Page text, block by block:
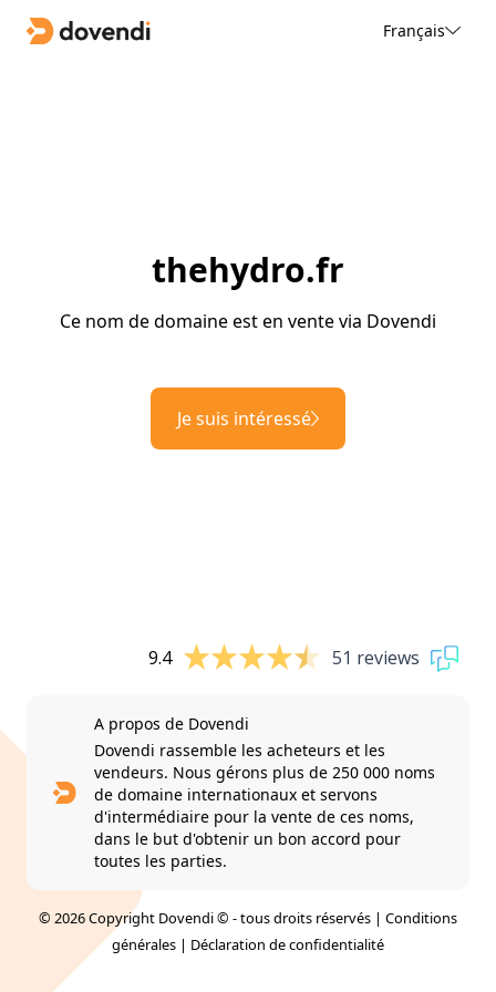
Français
thehydro.fr
Ce nom de domaine est en vente via Dovendi
Je suis intéressé
9.4 51 reviews
A propos de Dovendi
Dovendi rassemble les acheteurs et les
vendeurs. Nous gérons plus de 250 000 noms
de domaine internationaux et servons
d'intermédiaire pour la vente de ces noms,
dans le but d'obtenir un bon accord pour
toutes les parties.
© 2026 Copyright Dovendi © - tous droits réservés | Conditions
générales | Déclaration de confidentialité